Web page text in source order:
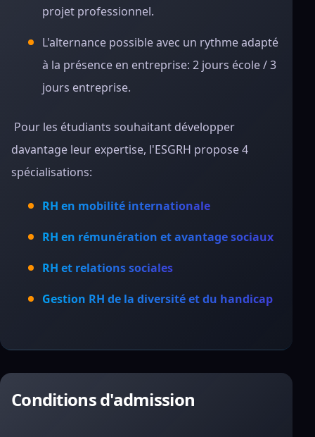
projet professionnel.
L'alternance possible avec un rythme adapté
à la présence en entreprise: 2 jours école / 3
jours entreprise.
Pour les étudiants souhaitant développer
davantage leur expertise, l'ESGRH propose 4
spécialisations:
RH en mobilité internationale
RH en rémunération et avantage sociaux
RH et relations sociales
Gestion RH de la diversité et du handicap
Conditions d'admission